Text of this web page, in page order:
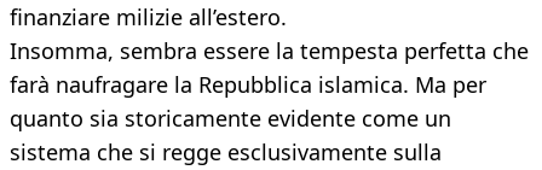
finanziare milizie all’estero.
Insomma, sembra essere la tempesta perfetta che
farà naufragare la Repubblica islamica. Ma per
quanto sia storicamente evidente come un
sistema che si regge esclusivamente sulla